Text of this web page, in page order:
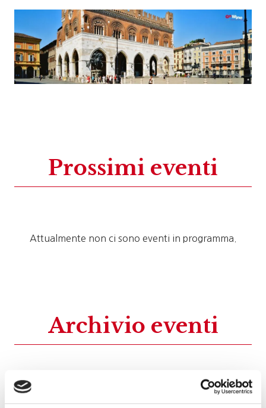
Prossimi eventi
Attualmente non ci sono eventi in programma.
Archivio eventi
07